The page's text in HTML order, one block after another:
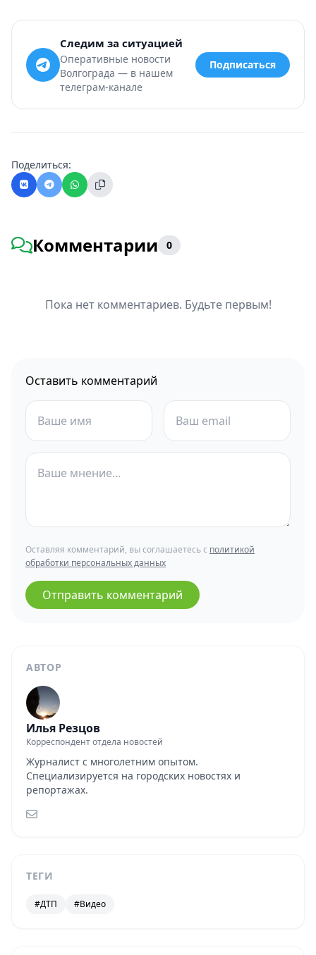
АВТОР
Илья Резцов
Корреспондент отдела новостей
Журналист с многолетним опытом.
Специализируется на городских новостях и
репортажах.
ТЕГИ
#ДТП #Видео
Следим за ситуацией
Оперативные новости
Волгограда — в нашем
телеграм-канале
Подписаться
Поделиться:
Комментарии 0
Пока нет комментариев. Будьте первым!
Оставить комментарий
Оставляя комментарий, вы соглашаетесь с политикой
обработки персональных данных
Отправить комментарий